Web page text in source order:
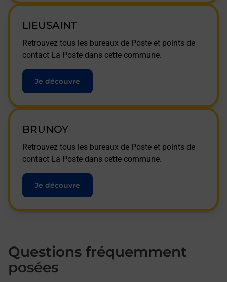
LIEUSAINT
Retrouvez tous les bureaux de Poste et points de
contact La Poste dans cette commune.
Je découvre
BRUNOY
Retrouvez tous les bureaux de Poste et points de
contact La Poste dans cette commune.
Je découvre
Questions fréquemment
posées